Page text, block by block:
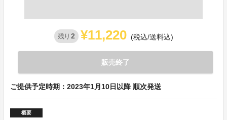
残り 2 ¥11,220 (税込/送料込)
販売終了
ご提供予定時期：2023年1月10日以降 順次発送
概要